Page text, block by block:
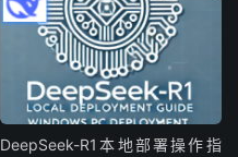
DeepSeek-R1本地部署操作指